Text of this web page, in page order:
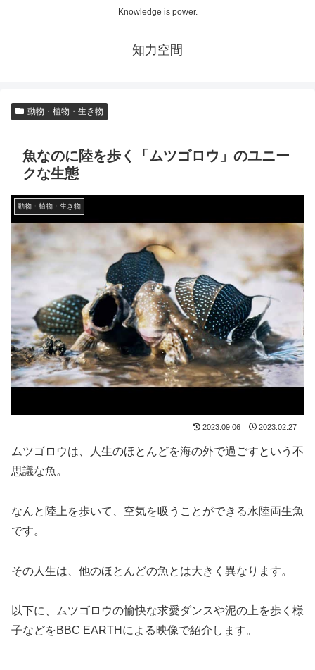
Knowledge is power.
知力空間
動物・植物・生き物
魚なのに陸を歩く「ムツゴロウ」のユニー
クな生態
動物・植物・生き物
2023.09.06 2023.02.27
ムツゴロウは、人生のほとんどを海の外で過ごすという不
思議な魚。
なんと陸上を歩いて、空気を吸うことができる水陸両生魚
です。
その人生は、他のほとんどの魚とは大きく異なります。
以下に、ムツゴロウの愉快な求愛ダンスや泥の上を歩く様
子などをBBC EARTHによる映像で紹介します。